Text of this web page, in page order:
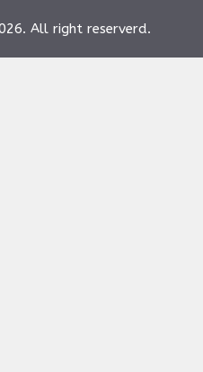
All right reserverd.